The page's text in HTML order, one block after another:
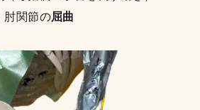
肘関節の屈曲